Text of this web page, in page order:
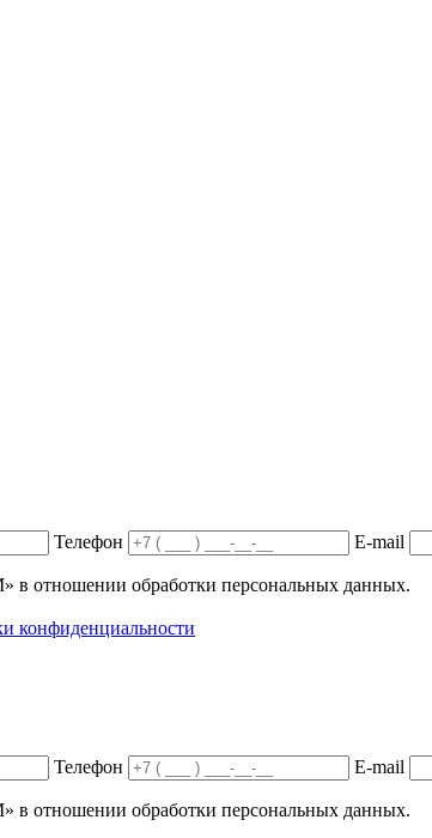
Телефон E-mail
отношении обработки персональных данных.
конфиденциальности
Телефон E-mail
отношении обработки персональных данных.